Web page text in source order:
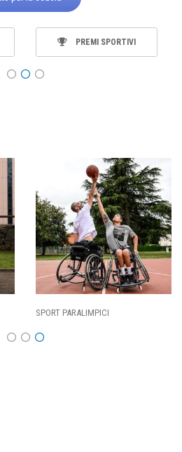
PREMI SPORTIVI
SPORT PARALIMPICI